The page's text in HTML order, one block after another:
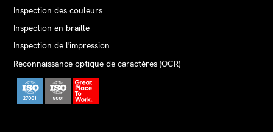
Inspection des couleurs
Inspection en braille
Inspection de l'impression
Reconnaissance optique de caractères (OCR)